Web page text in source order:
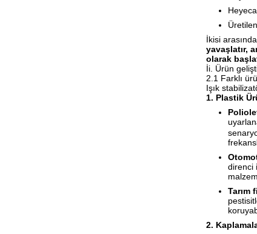
İkisi
yavaşlatır,
olarak
İi. Ürün
2.1 Farklı
Işık
1. Plastik
direnci
Tarım
2.